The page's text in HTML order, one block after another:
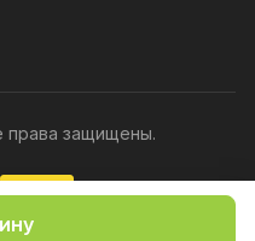
права защищены.